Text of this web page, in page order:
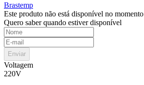
Brastemp
Este produto não está disponível no momento
Quero saber quando estiver disponível
Enviar
Voltagem
220V